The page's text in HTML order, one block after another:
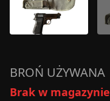
BROŃ UŻYWANA
Brak w magazynie